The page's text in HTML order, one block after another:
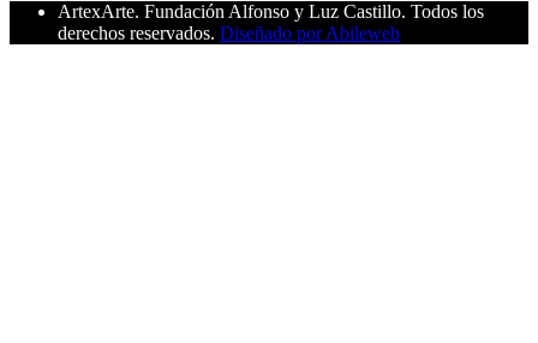
ArtexArte. Fundación Alfonso y Luz Castillo. Todos los
derechos reservados. Diseñado por Abileweb